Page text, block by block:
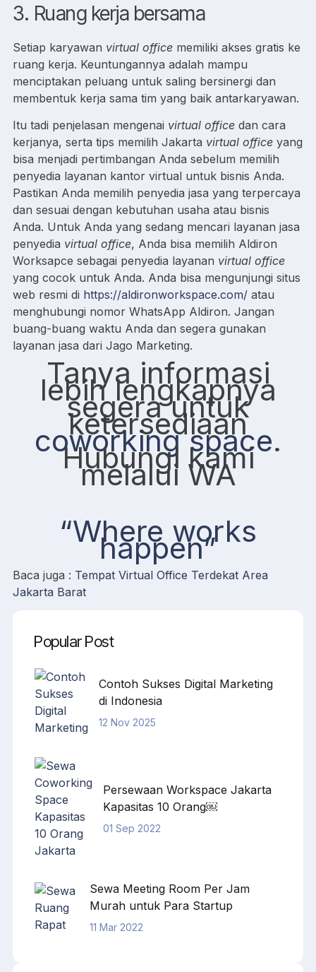
3. Ruang kerja bersama
Setiap karyawan virtual office memiliki akses gratis ke
ruang kerja. Keuntungannya adalah mampu
menciptakan peluang untuk saling bersinergi dan
membentuk kerja sama tim yang baik antarkaryawan.
Itu tadi penjelasan mengenai virtual office dan cara
kerjanya, serta tips memilih Jakarta virtual office yang
bisa menjadi pertimbangan Anda sebelum memilih
penyedia layanan kantor virtual untuk bisnis Anda.
Pastikan Anda memilih penyedia jasa yang terpercaya
dan sesuai dengan kebutuhan usaha atau bisnis
Anda. Untuk Anda yang sedang mencari layanan jasa
penyedia virtual office, Anda bisa memilih Aldiron
Worksapce sebagai penyedia layanan virtual office
yang cocok untuk Anda. Anda bisa mengunjungi situs
web resmi di https://aldironworkspace.com/ atau
menghubungi nomor WhatsApp Aldiron. Jangan
buang-buang waktu Anda dan segera gunakan
layanan jasa dari Jago Marketing.
Tanya informasi
lebih lengkapnya
segera untuk
ketersediaan
coworking space.
Hubungi kami
melalui WA
“Where works
happen”
Baca juga : Tempat Virtual Office Terdekat Area
Jakarta Barat
Popular Post
Contoh Sukses Digital Marketing
di Indonesia
12 Nov 2025
Persewaan Workspace Jakarta
Kapasitas 10 Orang￼
01 Sep 2022
Sewa Meeting Room Per Jam
Murah untuk Para Startup
11 Mar 2022